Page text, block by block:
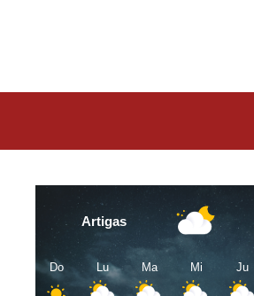
Artigas
Do Lu Ma Mi Ju